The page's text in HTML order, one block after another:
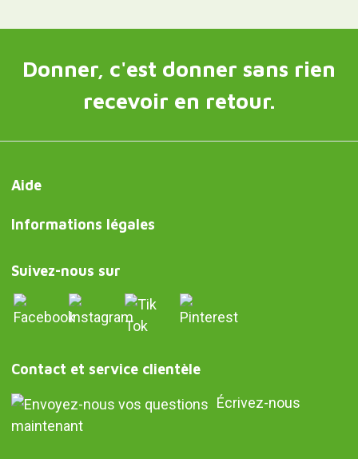
Donner, c'est donner sans rien
recevoir en retour.
Aide
Informations légales
Suivez-nous sur
Contact et service clientèle
Écrivez-nous
maintenant